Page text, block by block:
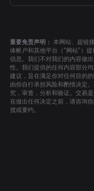
重要免责声明： 本网站、超链
体帐户和其他平台（“网站”）
信息。我们不对我们的内容做
性。我们提供的任何内容部分
建议，旨在满足你对任何目的
由你自行承担风险和酌情决定
究，审查，分析和验证。交易
在做出任何决定之前，请咨询
揽或要约。